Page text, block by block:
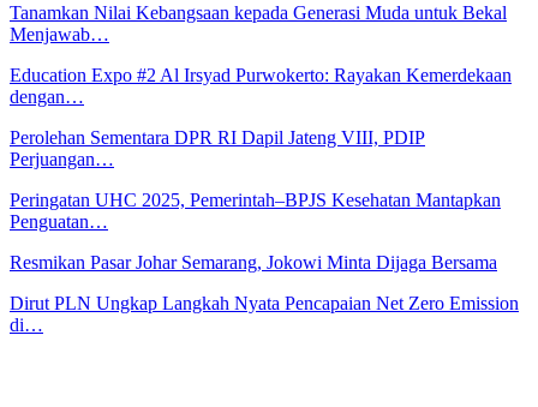
Tanamkan Nilai Kebangsaan kepada Generasi Muda untuk Bekal
Menjawab…
Education Expo #2 Al Irsyad Purwokerto: Rayakan Kemerdekaan
dengan…
Perolehan Sementara DPR RI Dapil Jateng VIII, PDIP
Perjuangan…
Peringatan UHC 2025, Pemerintah–BPJS Kesehatan Mantapkan
Penguatan…
Resmikan Pasar Johar Semarang, Jokowi Minta Dijaga Bersama
Dirut PLN Ungkap Langkah Nyata Pencapaian Net Zero Emission
di…